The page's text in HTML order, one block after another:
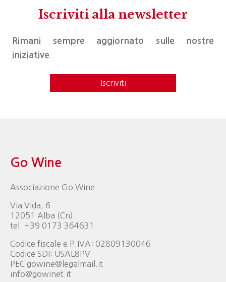
Iscriviti alla newsletter
Rimani sempre aggiornato sulle nostre
iniziative
Iscriviti
Go Wine
Associazione Go Wine
Via Vida, 6
12051 Alba (Cn)
tel. +39 0173 364631
Codice fiscale e P.IVA: 02809130046
Codice SDI: USAL8PV
PEC gowine@legalmail.it
info@gowinet.it